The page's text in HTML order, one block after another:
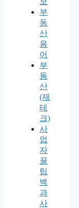
부
동
산
용
어
부
동
산
(재
테
크)
사
업
자
꿀
팁
백
과
사